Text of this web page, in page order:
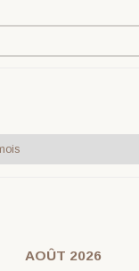
AOÛT 2026